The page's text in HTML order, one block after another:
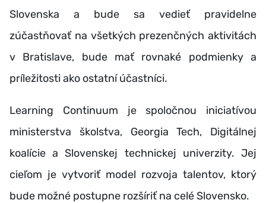
Slovenska a bude sa vedieť pravidelne
zúčastňovať na všetkých prezenčných aktivitách
v Bratislave, bude mať rovnaké podmienky a
príležitosti ako ostatní účastníci.
Learning Continuum je spoločnou iniciatívou
ministerstva školstva, Georgia Tech, Digitálnej
koalície a Slovenskej technickej univerzity. Jej
cieľom je vytvoriť model rozvoja talentov, ktorý
bude možné postupne rozšíriť na celé Slovensko.